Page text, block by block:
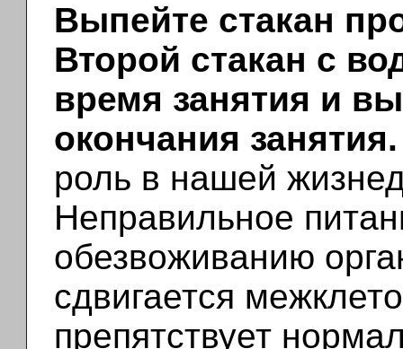
Выпейте стакан
Второй стакан с
время занятия и
окончания занятия.
роль в нашей
Неправильное
обезвоживанию
сдвигается
препятствует